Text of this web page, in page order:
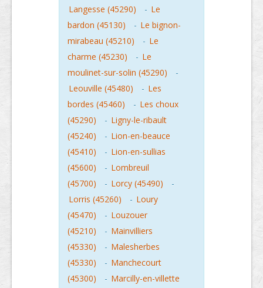
Langesse (45290)
- Le
bardon (45130)
- Le bignon-
mirabeau (45210)
- Le
charme (45230)
- Le
moulinet-sur-solin (45290)
-
Leouville (45480)
- Les
bordes (45460)
- Les choux
(45290)
- Ligny-le-ribault
(45240)
- Lion-en-beauce
(45410)
- Lion-en-sullias
(45600)
- Lombreuil
(45700)
- Lorcy (45490)
-
Lorris (45260)
- Loury
(45470)
- Louzouer
(45210)
- Mainvilliers
(45330)
- Malesherbes
(45330)
- Manchecourt
(45300)
- Marcilly-en-villette